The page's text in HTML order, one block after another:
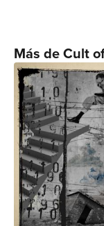
Más de Cult